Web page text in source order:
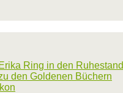
Ring in den Ruhestand
den Goldenen Büchern